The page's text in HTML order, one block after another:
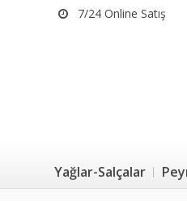
7/24 Online Satış
Yağlar-Salçalar